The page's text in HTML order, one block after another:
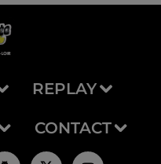
REPLAY
CONTACT